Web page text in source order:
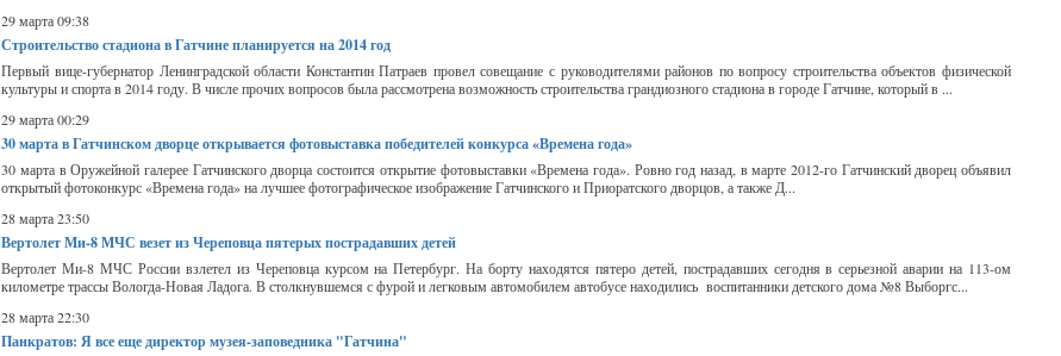
29 марта 09:38
Строительство стадиона в Гатчине планируется на 2014 год
Первый вице-губернатор Ленинградской области Константин Патраев провел совещание с руководителями районов по вопросу строительства объектов физической
культуры и спорта в 2014 году. В числе прочих вопросов была рассмотрена возможность строительства грандиозного стадиона в городе Гатчине, который в ...
29 марта 00:29
30 марта в Гатчинском дворце открывается фотовыставка победителей конкурса «Времена года»
30 марта в Оружейной галерее Гатчинского дворца состоится открытие фотовыставки «Времена года». Ровно год назад, в марте 2012-го Гатчинский дворец объявил
открытый фотоконкурс «Времена года» на лучшее фотографическое изображение Гатчинского и Приоратского дворцов, а также Д...
28 марта 23:50
Вертолет Ми-8 МЧС везет из Череповца пятерых пострадавших детей
Вертолет Ми-8 МЧС России взлетел из Череповца курсом на Петербург. На борту находятся пятеро детей, пострадавших сегодня в серьезной аварии на 113-ом
километре трассы Вологда-Новая Ладога. В столкнувшемся с фурой и легковым автомобилем автобусе находились воспитанники детского дома №8 Выборгс...
28 марта 22:30
Панкратов: Я все еще директор музея-заповедника "Гатчина"